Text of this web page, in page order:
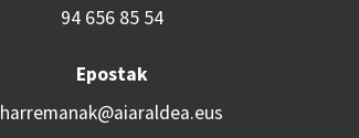
94 656 85 54
Epostak
harremanak@aiaraldea.eus